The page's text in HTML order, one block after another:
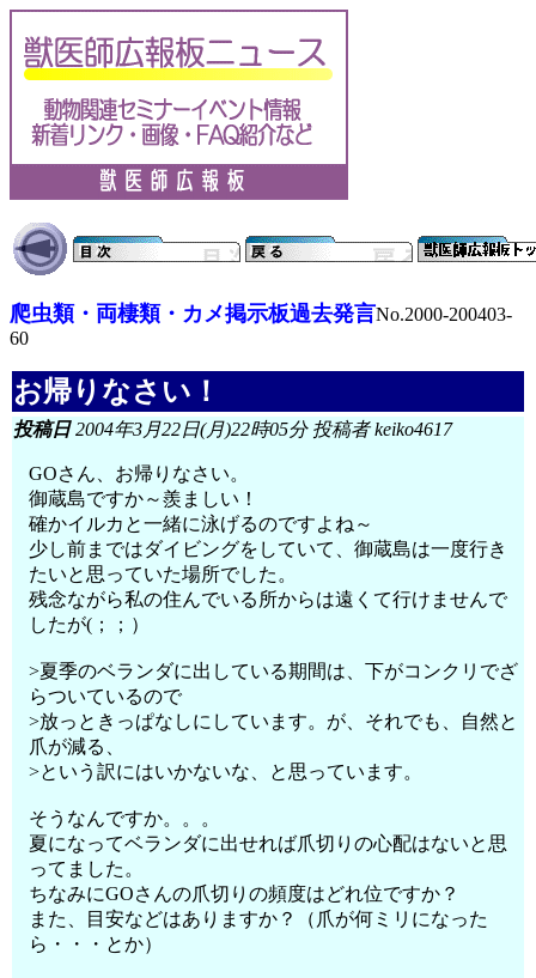
爬虫類・両棲類・カメ掲示板過去発言No.2000-200403-
60
お帰りなさい！
投稿日2004年3月22日(月)22時05分 投稿者 keiko4617
GOさん、お帰りなさい。
御蔵島ですか～羨ましい！
確かイルカと一緒に泳げるのですよね～
少し前まではダイビングをしていて、御蔵島は一度行き
たいと思っていた場所でした。
残念ながら私の住んでいる所からは遠くて行けませんで
したが(；；）
>夏季のベランダに出している期間は、下がコンクリでざ
らついているので
>放っときっぱなしにしています。が、それでも、自然と
爪が減る、
>という訳にはいかないな、と思っています。
そうなんですか。。。
夏になってベランダに出せれば爪切りの心配はないと思
ってました。
ちなみにGOさんの爪切りの頻度はどれ位ですか？
また、目安などはありますか？（爪が何ミリになった
ら・・・とか）